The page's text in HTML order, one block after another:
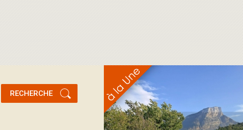
RECHERCHE